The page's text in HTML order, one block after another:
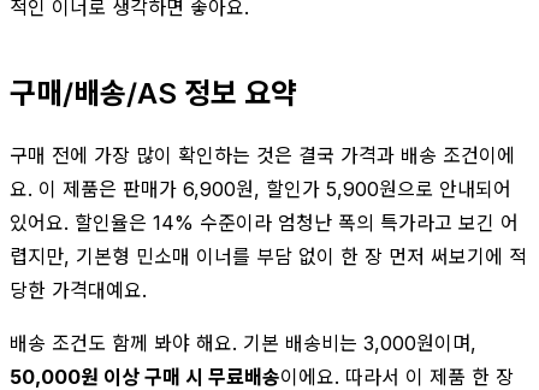
적인 이너로 생각하면 좋아요.
구매/배송/AS 정보 요약
구매 전에 가장 많이 확인하는 것은 결국 가격과 배송 조건이에
요. 이 제품은 판매가 6,900원, 할인가 5,900원으로 안내되어
있어요. 할인율은 14% 수준이라 엄청난 폭의 특가라고 보긴 어
렵지만, 기본형 민소매 이너를 부담 없이 한 장 먼저 써보기에 적
당한 가격대예요.
배송 조건도 함께 봐야 해요. 기본 배송비는 3,000원이며,
50,000원 이상 구매 시 무료배송이에요. 따라서 이 제품 한 장